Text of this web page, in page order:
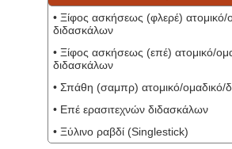
• Ξίφος ασκήσεως (φλερέ) ατομικό/
διδασκάλων
• Ξίφος ασκήσεως (επέ) ατομικό/
διδασκάλων
• Σπάθη (σαμπρ) ατομικό/ομαδικό/
• Επέ ερασιτεχνών διδασκάλων
• Ξύλινο ραβδί (Singlestick)